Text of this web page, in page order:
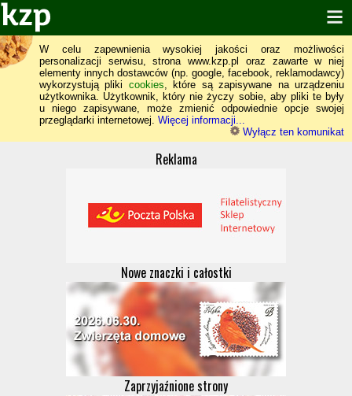
W celu zapewnienia wysokiej jakości oraz możliwości
personalizacji serwisu, strona www.kzp.pl oraz zawarte w niej
elementy innych dostawców (np. google, facebook, reklamodawcy)
wykorzystują pliki cookies, które są zapisywane na urządzeniu
użytkownika. Użytkownik, który nie życzy sobie, aby pliki te były
u niego zapisywane, może zmienić odpowiednie opcje swojej
przeglądarki internetowej. Więcej informacji...
Wyłącz ten komunikat
Reklama
Nowe znaczki i całostki
Zaprzyjaźnione strony